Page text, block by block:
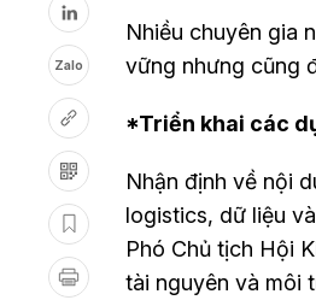
Zalo
Nhiều chuyên gia
vững nhưng cũng
*Triển khai các
Nhận định về nội
logistics, dữ liệu
Phó Chủ tịch Hội
tài nguyên và môi